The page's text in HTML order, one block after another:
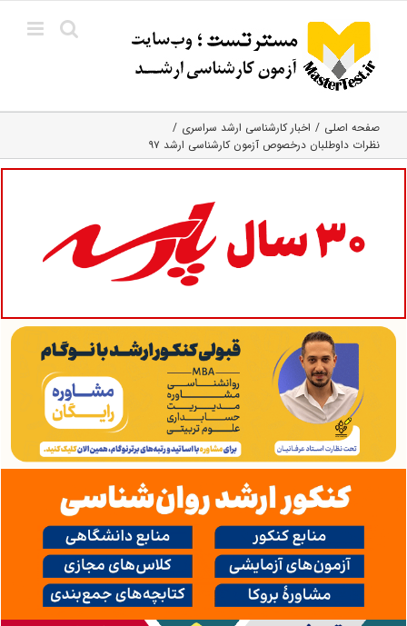
content
صفحه اصلی
اخبار کارشناسی ارشد سراسری
نظرات داوطلبان درخصوص آزمون کارشناسی ارشد ۹۷